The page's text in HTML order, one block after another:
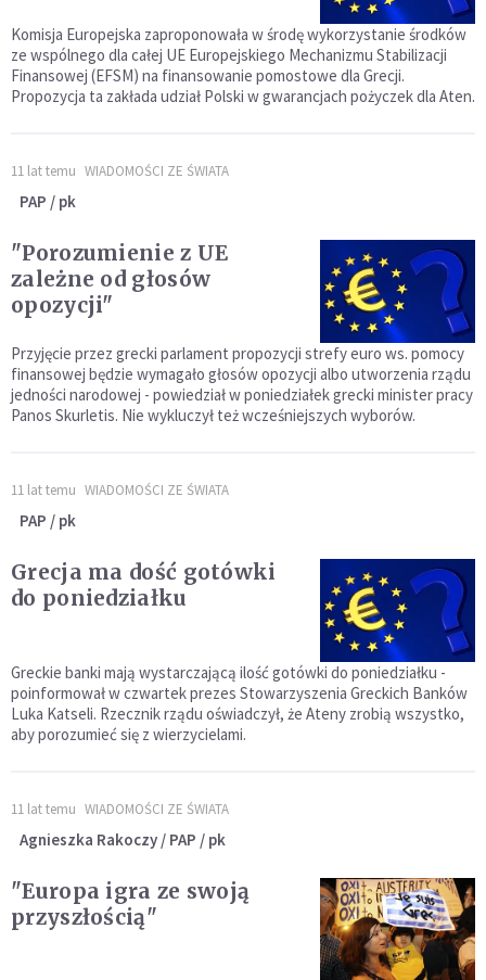
Komisja Europejska zaproponowała w środę wykorzystanie środków
ze wspólnego dla całej UE Europejskiego Mechanizmu Stabilizacji
Finansowej (EFSM) na finansowanie pomostowe dla Grecji.
Propozycja ta zakłada udział Polski w gwarancjach pożyczek dla Aten.
11 lat temu WIADOMOŚCI ZE ŚWIATA
PAP / pk
"Porozumienie z UE
zależne od głosów
opozycji"
Przyjęcie przez grecki parlament propozycji strefy euro ws. pomocy
finansowej będzie wymagało głosów opozycji albo utworzenia rządu
jedności narodowej - powiedział w poniedziałek grecki minister pracy
Panos Skurletis. Nie wykluczył też wcześniejszych wyborów.
11 lat temu WIADOMOŚCI ZE ŚWIATA
PAP / pk
Grecja ma dość gotówki
do poniedziałku
Greckie banki mają wystarczającą ilość gotówki do poniedziałku -
poinformował w czwartek prezes Stowarzyszenia Greckich Banków
Luka Katseli. Rzecznik rządu oświadczył, że Ateny zrobią wszystko,
aby porozumieć się z wierzycielami.
11 lat temu WIADOMOŚCI ZE ŚWIATA
Agnieszka Rakoczy / PAP / pk
"Europa igra ze swoją
przyszłością"